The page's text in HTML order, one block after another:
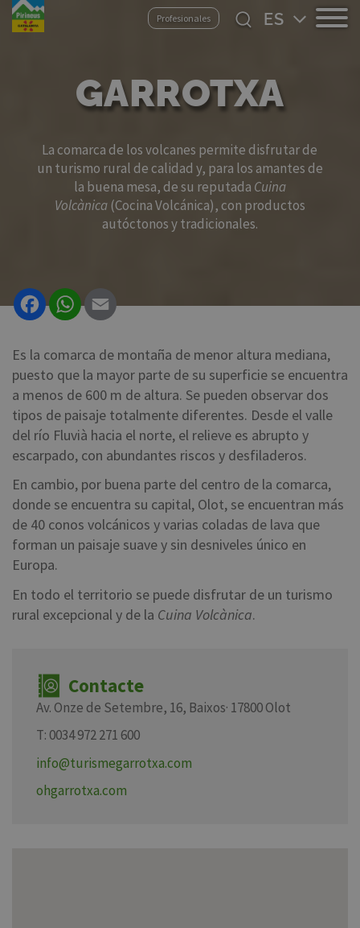
Pasar
Profesionales
Select
your
GARROTXA
La comarca de los volcanes permite disfrutar de
un turismo rural de calidad y, para los amantes de
la buena mesa, de su reputada Cuina
Volcànica(Cocina Volcánica), con productos
autóctonos y tradicionales.
FacebookWhatsApp
Es la comarca de montaña de menor altura mediana,
puesto que la mayor parte de su superficie se encuentra
a menos de 600 m de altura. Se pueden observar dos
tipos de paisaje totalmente diferentes. Desde el valle
del río Fluvià hacia el norte, el relieve es abrupto y
escarpado, con abundantes riscos y desfiladeros.
En cambio, por buena parte del centro de la comarca,
donde se encuentra su capital, Olot, se encuentran más
de 40 conos volcánicos y varias coladas de lava que
forman un paisaje suave y sin desniveles único en
Europa.
En todo el territorio se puede disfrutar de un turismo
rural excepcional y de la Cuina Volcànica.
Contacte
Av. Onze de Setembre, 16, Baixos· 17800 Olot
T: 0034 972 271 600
info@turismegarrotxa.com
ohgarrotxa.com